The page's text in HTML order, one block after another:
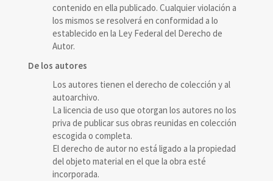
contenido en ella publicado. Cualquier violación a
los mismos se resolverá en conformidad a lo
establecido en la Ley Federal del Derecho de
Autor.
De los autores
Los autores tienen el derecho de colección y al
autoarchivo.
La licencia de uso que otorgan los autores no los
priva de publicar sus obras reunidas en colección
escogida o completa.
El derecho de autor no está ligado a la propiedad
del objeto material en el que la obra esté
incorporada.